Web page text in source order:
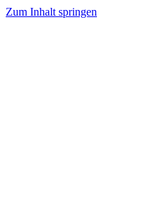
Zum Inhalt springen